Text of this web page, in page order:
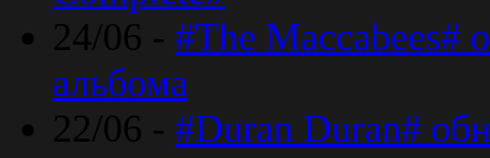
24/06 - #The Maccabees#
альбома
22/06 - #Duran Duran#